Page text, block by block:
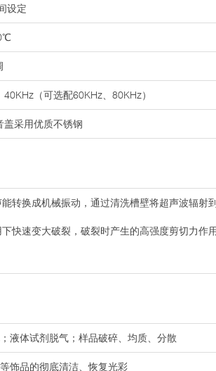
设定
（可选配60KHz、80KHz）
盖采用优质不锈钢
转换成机械振动，通过清洗槽壁将超声波辐射
快速变大破裂，破裂时产生的高强度剪切力作
液体试剂脱气；样品破碎、均质、分散
饰品的彻底清洁、恢复光彩